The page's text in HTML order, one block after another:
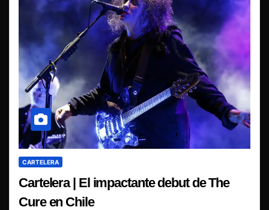
CARTELERA
Cartelera | El impactante debut de The
Cure en Chile